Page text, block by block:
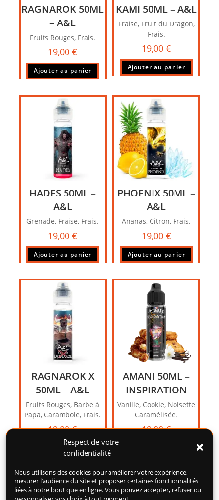
Respect de votre
confidentialité
Nous utilisons des cookies pour améliorer votre expérience,
mesurer l’audience du site et proposer certaines fonctionnalités
liées à notre boutique en ligne. Vous pouvez accepter, refuser ou
RAGNAROK 50ML
– A&L
Fruits Rouges, Frais.
19,00€
Ajouter au panier
KAMI 50ML – A&L
Fraise, Fruit du Dragon,
Frais.
19,00 €
Ajouter au panier
HADES 50ML –
A&L
Grenade, Fraise, Frais.
19,00€
Ajouter au panier
PHOENIX 50ML –
A&L
Ananas, Citron, Frais.
19,00 €
Ajouter au panier
RAGNAROK X
50ML – A&L
Fruits Rouges, Barbe à
Papa, Carambole, Frais.
19,00€
Ajouter au panier
AMANI 50ML –
INSPIRATION
Vanille, Cookie, Noisette
Caramélisée.
19,00€